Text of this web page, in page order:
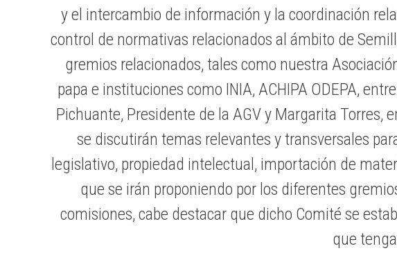
y el intercambio de información y la coordinación
control de normativas relacionados al ámbito de
gremios relacionados, tales como nuestra
papa e instituciones como INIA, ACHIPA ODEPA,
Pichuante, Presidente de la AGV y Margarita Torres,
se discutirán temas relevantes y transversales
legislativo, propiedad intelectual, importación de
que se irán proponiendo por los diferentes
comisiones, cabe destacar que dicho Comité se
que